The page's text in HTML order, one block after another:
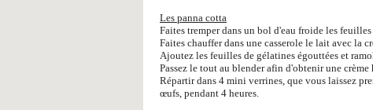
Les panna cotta
Faites tremper dans un bol d'eau froide les
Faites chauffer dans une casserole le lait avec la
Ajoutez les feuilles de gélatines égouttées et
Passez le tout au blender afin d'obtenir une crème
Répartir dans 4 mini verrines, que vous laissez
œufs, pendant 4 heures.